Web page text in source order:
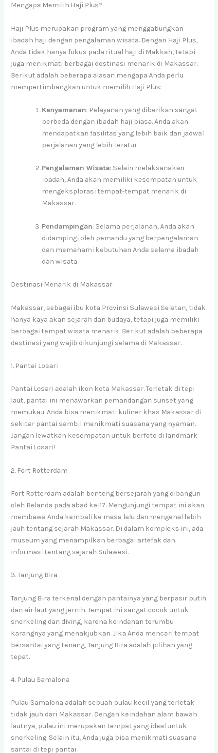
Mengapa Memilih Haji Plus?
Haji Plus merupakan program yang menggabungkan
ibadah haji dengan pengalaman wisata. Dengan Haji Plus,
Anda tidak hanya fokus pada ritual haji di Makkah, tetapi
juga menikmati berbagai destinasi menarik di Makassar.
Berikut adalah beberapa alasan mengapa Anda perlu
mempertimbangkan untuk memilih Haji Plus:
Kenyamanan: Pelayanan yang diberikan sangat
berbeda dengan ibadah haji biasa. Anda akan
mendapatkan fasilitas yang lebih baik dan jadwal
perjalanan yang lebih teratur.
Pengalaman Wisata: Selain melaksanakan
ibadah, Anda akan memiliki kesempatan untuk
mengeksplorasi tempat-tempat menarik di
Makassar.
Pendampingan: Selama perjalanan, Anda akan
didampingi oleh pemandu yang berpengalaman
dan memahami kebutuhan Anda selama ibadah
dan wisata.
Destinasi Menarik di Makassar
Makassar, sebagai ibu kota Provinsi Sulawesi Selatan, tidak
hanya kaya akan sejarah dan budaya, tetapi juga memiliki
berbagai tempat wisata menarik. Berikut adalah beberapa
destinasi yang wajib dikunjungi selama di Makassar.
1. Pantai Losari
Pantai Losari adalah ikon kota Makassar. Terletak di tepi
laut, pantai ini menawarkan pemandangan sunset yang
memukau. Anda bisa menikmati kuliner khas Makassar di
sekitar pantai sambil menikmati suasana yang nyaman.
Jangan lewatkan kesempatan untuk berfoto di landmark
Pantai Losari!
2. Fort Rotterdam
Fort Rotterdam adalah benteng bersejarah yang dibangun
oleh Belanda pada abad ke-17. Mengunjungi tempat ini akan
membawa Anda kembali ke masa lalu dan mengenal lebih
jauh tentang sejarah Makassar. Di dalam kompleks ini, ada
museum yang menampilkan berbagai artefak dan
informasi tentang sejarah Sulawesi.
3. Tanjung Bira
Tanjung Bira terkenal dengan pantainya yang berpasir putih
dan air laut yang jernih. Tempat ini sangat cocok untuk
snorkeling dan diving, karena keindahan terumbu
karangnya yang menakjubkan. Jika Anda mencari tempat
bersantai yang tenang, Tanjung Bira adalah pilihan yang
tepat.
4. Pulau Samalona
Pulau Samalona adalah sebuah pulau kecil yang terletak
tidak jauh dari Makassar. Dengan keindahan alam bawah
lautnya, pulau ini merupakan tempat yang ideal untuk
snorkeling. Selain itu, Anda juga bisa menikmati suasana
santai di tepi pantai.